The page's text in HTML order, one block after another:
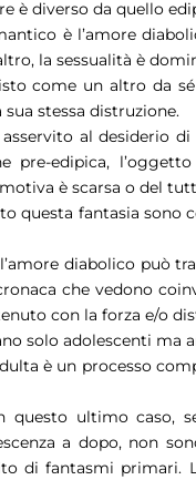
è diverso da quello
è l’amore
la sessualità è
come un altro da
stessa distruzione.
al desiderio
pre-edipica,
è scarsa o del
questa fantasia sono
diabolico può
che vedono
con la forza e/o
solo adolescenti ma
è un processo
questo ultimo caso,
a dopo, non
di fantasmi primari.